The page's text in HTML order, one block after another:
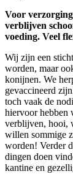
Voor
verblijven
voeding. Veel
Wij zijn een
worden, maar
konijnen. We
gevaccineerd
toch vaak de
hiervoor hebben
verblijven, hooi,
willen sommige
worden! Verder
dingen doen
kantine en